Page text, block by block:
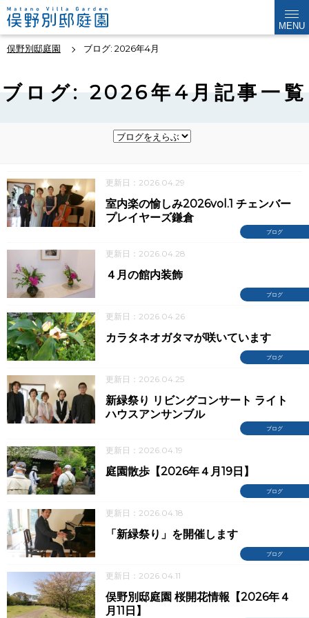
MENU
俣野別邸庭園 ブログ: 2026年4月
ブログ: 2026年4月記事一覧
更新日：2026.04.29
ブログ
室内楽の愉しみ2026vol.1 チェンバー
プレイヤーズ鎌倉
更新日：2026.04.28
ブログ
４月の館内装飾
更新日：2026.04.26
ブログ
カラタネオガタマが咲いています
更新日：2026.04.25
ブログ
新緑祭り リビングコンサート ライト
ハウスアンサンブル
更新日：2026.04.19
ブログ
庭園散歩【2026年４月19日】
更新日：2026.04.18
ブログ
「新緑祭り」を開催します
更新日：2026.04.11
俣野別邸庭園 桜開花情報【2026年４
月11日】